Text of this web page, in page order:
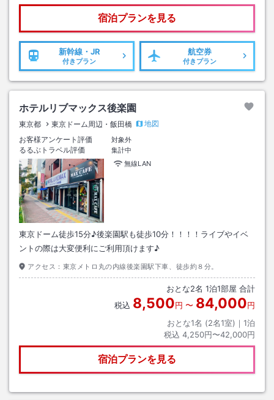
宿泊プランを見る
新幹線・JR
付きプラン
航空券
付きプラン
ホテルリブマックス後楽園
東京都 東京ドーム周辺・飯田橋
地図
お客様アンケート評価
対象外
るるぶトラベル評価
集計中
無線LAN
東京ドーム徒歩15分♪後楽園駅も徒歩10分！！！！ライブやイベ
ントの際は大変便利にご利用頂けます♪
アクセス： 東京メトロ丸の内線後楽園駅下車、徒歩約８分。
おとな2名 1泊1部屋 合計
税込 8,500円 〜 84,000円
おとな1名 (2名1室)｜ 1泊
税込 4,250円〜42,000円
宿泊プランを見る